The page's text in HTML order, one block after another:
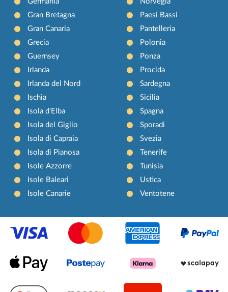
Gran Bretagna
Gran Canaria
Grecia
Guernsey
Irlanda
Irlanda del Nord
Ischia
Isola d'Elba
Isola del Giglio
Isola di Capraia
Isola di Pianosa
Isole Azzorre
Isole Baleari
Isole Canarie
Paesi Bassi
Pantelleria
Polonia
Ponza
Procida
Sardegna
Sicilia
Spagna
Sporadi
Svezia
Tenerife
Tunisia
Ustica
Ventotene